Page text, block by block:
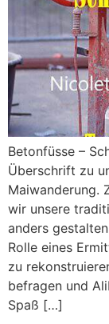
Betonfüsse –
Überschrift zu
Maiwanderung.
wir unsere
anders
Rolle eines
zu
befragen und
Spaß […]